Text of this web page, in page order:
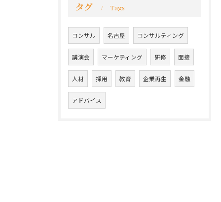
タグ Tags
コンサル 名古屋 コンサルティング
講演会 マーケティング 研修 面接
人材 採用 教育 企業再生 金融
アドバイス